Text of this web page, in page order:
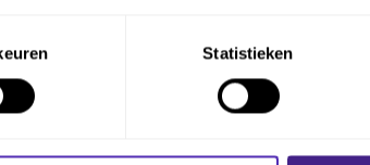
Statistieken
vanuit